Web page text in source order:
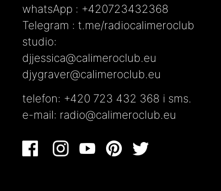
whatsApp : +420723432368
Telegram : t.me/radiocalimeroclub
studio:
djjessica@calimeroclub.eu
djygraver@calimeroclub.eu
telefon: +420 723 432 368 i sms.
e-mail: radio@calimeroclub.eu